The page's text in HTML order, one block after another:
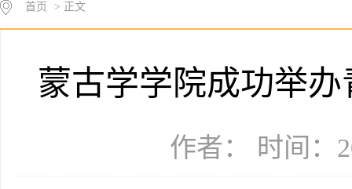
首页 > 正文
蒙古学学院成功举
作者： 时间：